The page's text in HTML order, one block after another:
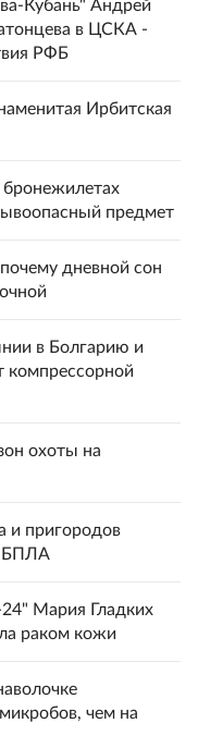
Кубань" Андрей
в ЦСКА -
РФБ
Ирбитская
предмет
дневной сон
в Болгарию и
компрессорной
охоты на
и пригородов
БПЛА
Мария Гладких
раком кожи
чем на